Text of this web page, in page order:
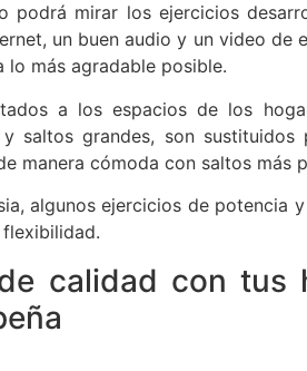
podrá mirar los ejercicios
un buen audio y un video de
lo más agradable posible.
a los espacios de los
saltos grandes, son
manera cómoda con saltos más
algunos ejercicios de potencia
calidad con tus